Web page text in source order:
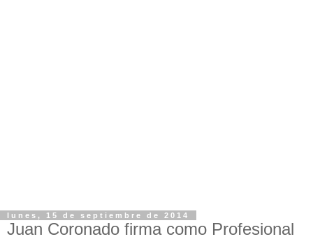
lunes, 15 de septiembre de 2014
Juan Coronado firma como Profesional